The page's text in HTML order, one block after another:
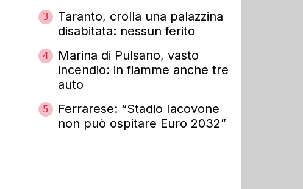
3
Taranto, crolla una palazzina
disabitata: nessun ferito
4
Marina di Pulsano, vasto
incendio: in fiamme anche tre
auto
5
Ferrarese: “Stadio Iacovone
non può ospitare Euro 2032”